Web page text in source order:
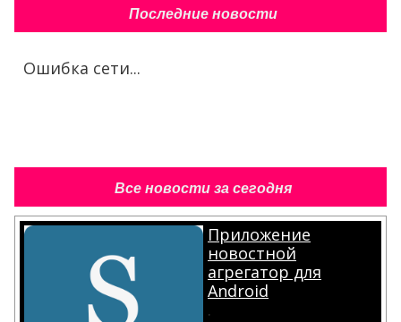
Последние новости
Ошибка сети...
Все новости за сегодня
Приложение
новостной
агрегатор для
Android
.